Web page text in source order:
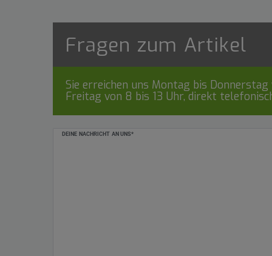
Fragen zum Artikel
Sie erreichen uns Montag bis Donnerstag
Freitag von 8 bis 13 Uhr, direkt
DEINE NACHRICHT AN UNS*
Ceres::Template.mailFormHoneypotLabel